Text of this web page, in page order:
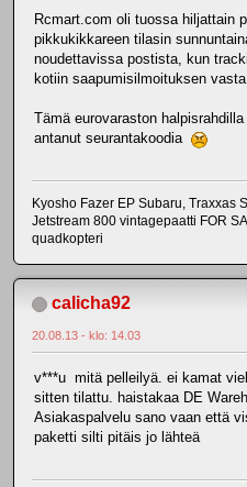
Rcmart.com oli tuossa hiljattain
pikkukikkareen tilasin
noudettavissa postista, kun
kotiin saapumisilmoituksen
Tämä eurovaraston
antanut seurantakoodia
Kyosho Fazer EP Subaru, Traxxas
Jetstream 800 vintagepaatti FOR
quadkopteri
calicha92
20.08.13 - klo: 14.03
v***u mitä pelleilyä. ei kamat
sitten tilattu. haistakaa DE
Asiakaspalvelu sano vaan että
paketti silti pitäis jo lähteä